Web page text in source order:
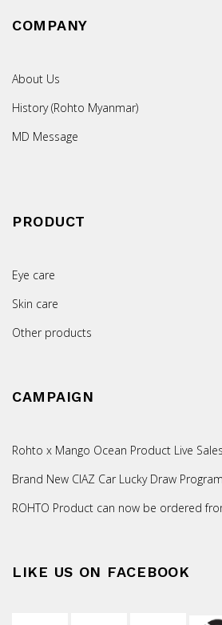
COMPANY
About Us
History (Rohto Myanmar)
MD Message
PRODUCT
Eye care
Skin care
Other products
CAMPAIGN
Rohto x Mango Ocean Product Live Sales
Brand New CIAZ Car Lucky Draw Program
ROHTO Product can now be ordered
LIKE US ON FACEBOOK